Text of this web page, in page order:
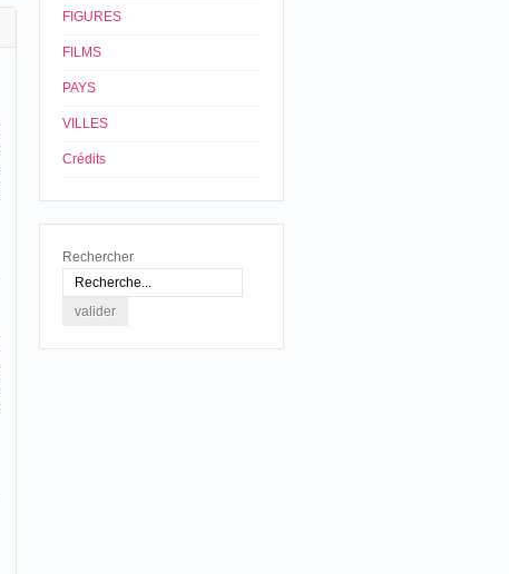
FIGURES
FILMS
PAYS
VILLES
Crédits
Rechercher